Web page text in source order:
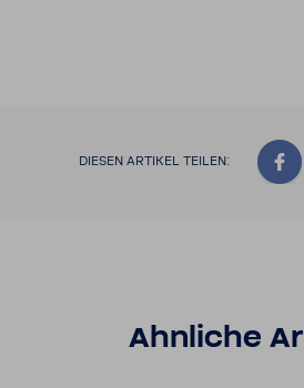
DIESEN ARTIKEL TEILEN:
Ahnliche